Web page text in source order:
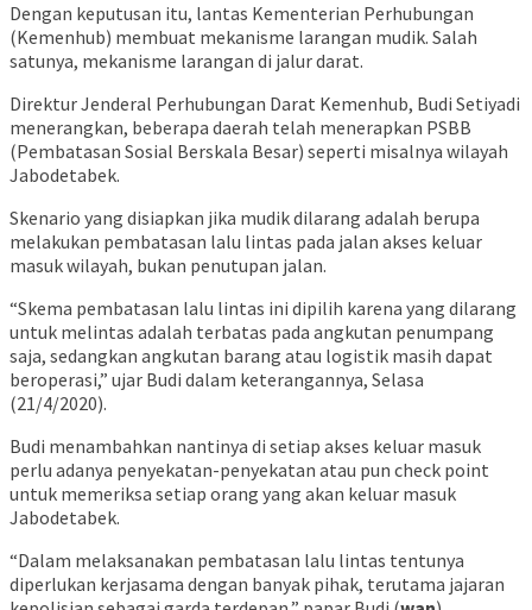
Dengan keputusan itu, lantas Kementerian Perhubungan
(Kemenhub) membuat mekanisme larangan mudik. Salah
satunya, mekanisme larangan di jalur darat.
Direktur Jenderal Perhubungan Darat Kemenhub, Budi Setiyadi
menerangkan, beberapa daerah telah menerapkan PSBB
(Pembatasan Sosial Berskala Besar) seperti misalnya wilayah
Jabodetabek.
Skenario yang disiapkan jika mudik dilarang adalah berupa
melakukan pembatasan lalu lintas pada jalan akses keluar
masuk wilayah, bukan penutupan jalan.
“Skema pembatasan lalu lintas ini dipilih karena yang dilarang
untuk melintas adalah terbatas pada angkutan penumpang
saja, sedangkan angkutan barang atau logistik masih dapat
beroperasi,” ujar Budi dalam keterangannya, Selasa
(21/4/2020).
Budi menambahkan nantinya di setiap akses keluar masuk
perlu adanya penyekatan-penyekatan atau pun check point
untuk memeriksa setiap orang yang akan keluar masuk
Jabodetabek.
“Dalam melaksanakan pembatasan lalu lintas tentunya
diperlukan kerjasama dengan banyak pihak, terutama jajaran